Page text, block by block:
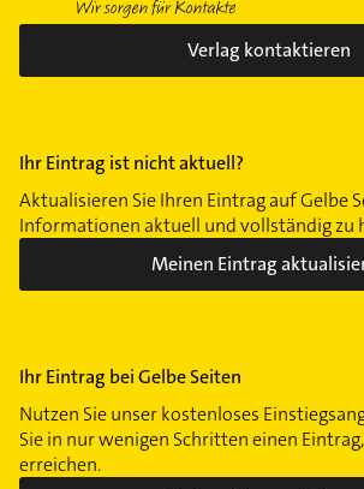
Verlag kontaktieren
Ihr Eintrag ist nicht aktuell?
Aktualisieren Sie Ihren Eintrag auf Gelbe
Informationen aktuell und vollständig zu
Meinen Eintrag
Ihr Eintrag bei Gelbe Seiten
Nutzen Sie unser kostenloses
Sie in nur wenigen Schritten einen
erreichen.